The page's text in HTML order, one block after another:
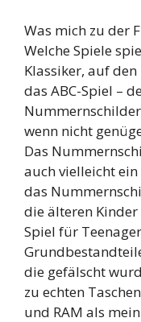
Was mich zu der
Welche Spiele
Klassiker, auf
das ABC-Spiel –
wenn nicht
Das
auch vielleicht
das
die älteren
Spiel für
die gefälscht
zu echten
und RAM als